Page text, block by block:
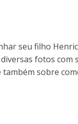
seu filho
fotos com
sobre